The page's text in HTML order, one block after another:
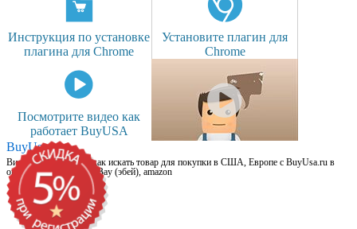
Инструкция по установке
плагина для Chrome
Установите плагин для
Chrome
Посмотрите видео как
работает BuyUSA
BuyUsa.ru
Видео для новичков: как искать товар для покупки в США, Европе с BuyUsa.ru в
онлайн магазинах, на eBay (эбей), amazon